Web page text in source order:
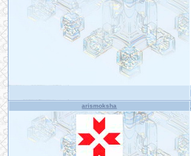
arismoksha